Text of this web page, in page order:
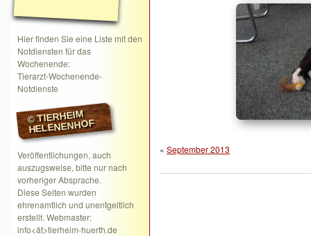
Hier finden Sie eine Liste mit den
Notdiensten für das
Wochenende:
Tierarzt-Wochenende-
Notdienste
© TIERHEIM
HELENENHOF
Veröffentlichungen, auch
auszugsweise, bitte nur nach
vorheriger Absprache.
Diese Seiten wurden
ehrenamtlich und unentgeltlich
erstellt. Webmaster:
info<ät>tierheim-huerth.de
« September 2013